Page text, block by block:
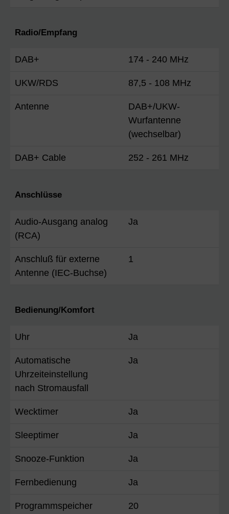
Radio/Empfang
DAB+ 174 - 240 MHz
UKW/RDS 87,5 - 108 MHz
Antenne
DAB+/UKW-
Wurfantenne
(wechselbar)
DAB+ Cable 252 - 261 MHz
Anschlüsse
Audio-Ausgang analog
(RCA)
Ja
Anschluß für externe
Antenne (IEC-Buchse)
1
Bedienung/Komfort
Uhr Ja
Automatische
Uhrzeiteinstellung
nach Stromausfall
Ja
Wecktimer Ja
Sleeptimer Ja
Snooze-Funktion Ja
Fernbedienung Ja
Programmspeicher 20